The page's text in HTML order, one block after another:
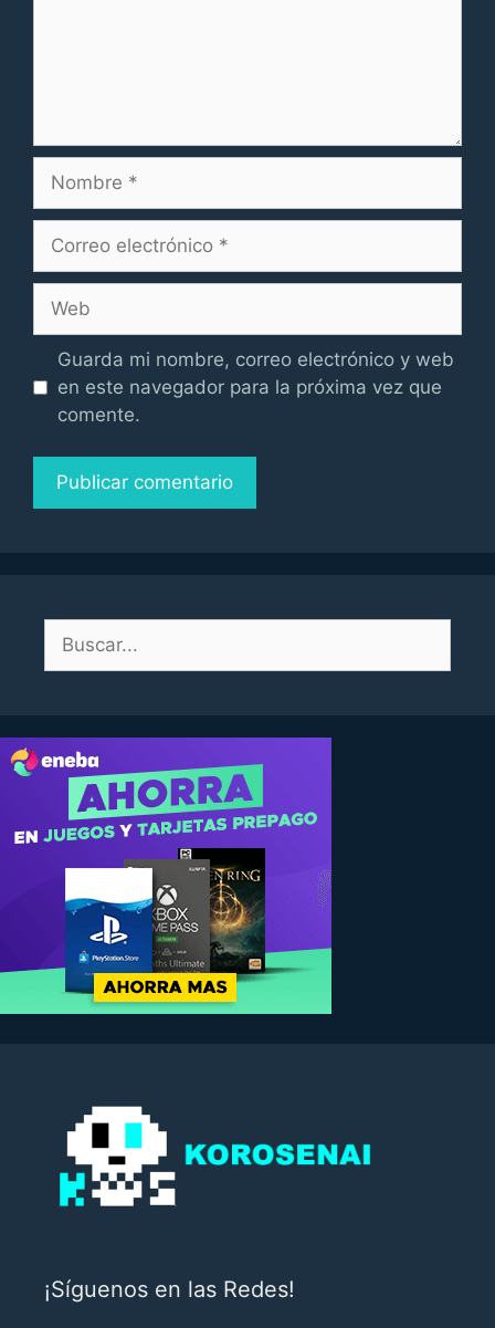
electrónico
Guarda mi nombre, correo electrónico y web
en este navegador para la próxima vez que
comente.
Buscar:
¡Síguenos en las Redes!